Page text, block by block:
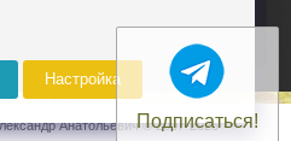
Анатольевич © 2007-2026
Подписаться!
Настройка